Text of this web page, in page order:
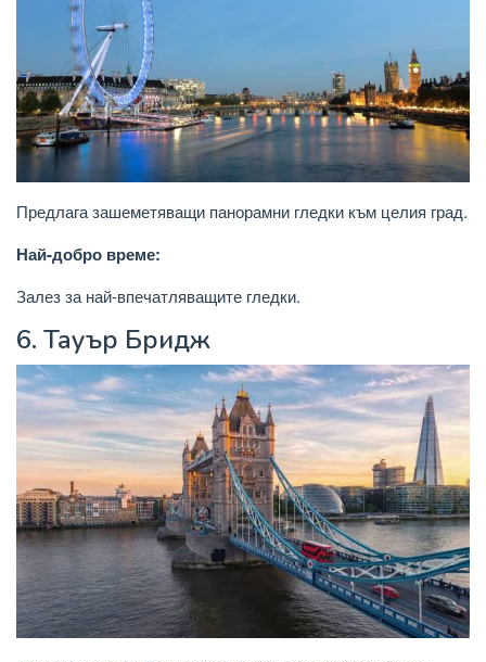
Предлага зашеметяващи панорамни гледки към целия град.
Най-добро време:
Залез за най-впечатляващите гледки.
6. Тауър Бридж